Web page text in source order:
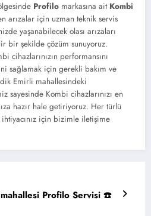
Profilo markasına ait Kombi
arızalar için uzman teknik servis
yaşanabilecek olası arızaları
bir şekilde çözüm sunuyoruz.
cihazlarınızın performansını
sağlamak için gerekli bakım ve
Emirli mahallesindeki
sayesinde Kombi cihazlarınızı en
hazır hale getiriyoruz. Her türlü
ihtiyacınız için bizimle iletişime
Profilo Servisi ☎️